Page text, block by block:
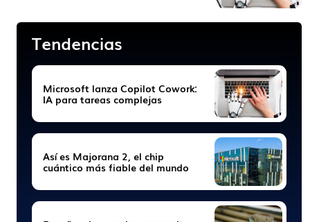
Tendencias
Microsoft lanza Copilot Cowork:
IA para tareas complejas
Así es Majorana 2, el chip
cuántico más fiable del mundo